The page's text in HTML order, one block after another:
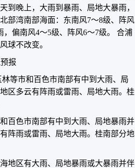
到晚上，大雨到暴雨、局地大暴雨，
部湾南部海面：东南风7～8级、阵风
偏南风4～5级、阵风6～7级。 合浦
球不改变。
报
等市和百色市南部有中到大雨、局
区多云有阵雨或雷雨、局地大雨。桂
百色市南部有中到大雨、局地暴雨并
阵雨或雷雨、局地大雨。桂南部分地
地区有大雨、局地暴雨或大暴雨并伴